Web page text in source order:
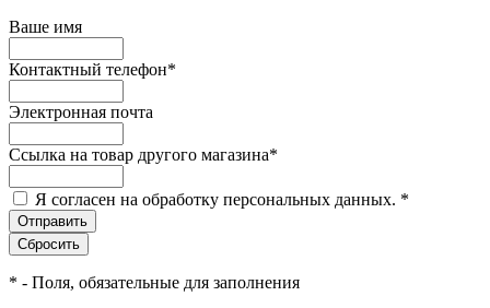
Ваше имя
Контактный телефон*
Электронная почта
Ссылка на товар другого магазина*
Я согласен на обработку персональных данных. *
* - Поля, обязательные для заполнения